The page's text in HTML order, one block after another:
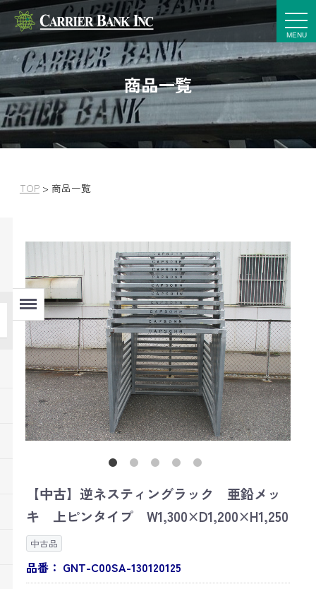
t
o
g
g
l
n
v
g
t
商品一覧
TOP > 商品一覧
Menu
【中古】逆ネスティングラック 亜鉛メッ
キ 上ピンタイプ W1,300×D1,200×H1,250
中古品
品番： GNT-C00SA-130120125